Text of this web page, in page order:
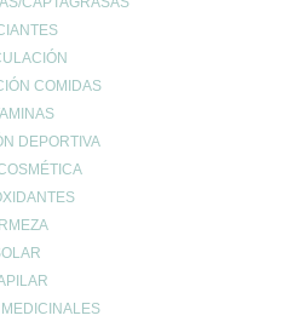
COMIDAS
DEPORTIVA